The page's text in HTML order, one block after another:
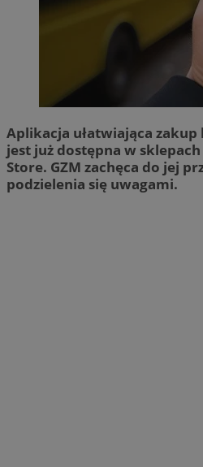
Aplikacja ułatwiająca
jest już dostępna w
Store. GZM zachęca do jej
podzielenia się uwagami.